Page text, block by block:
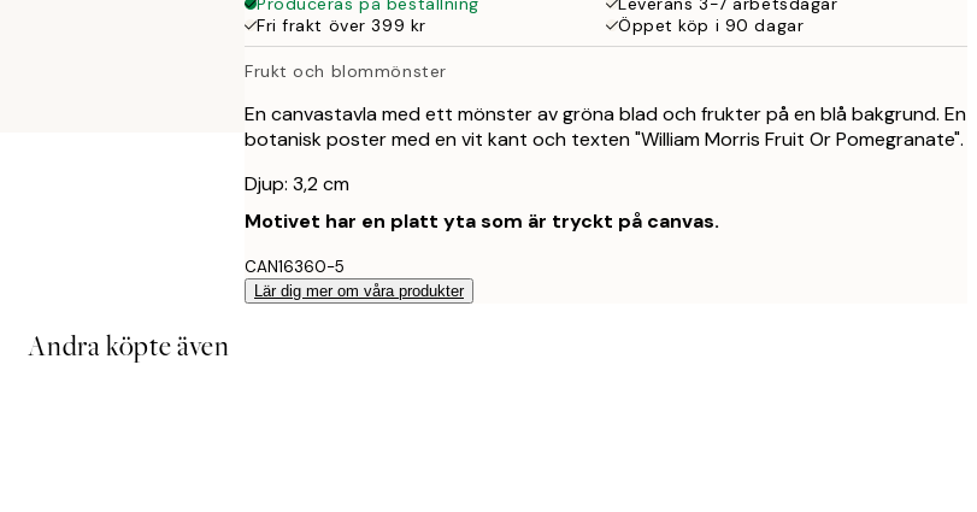
Fri frakt över 399 kr
Öppet köp i 90 dagar
Frukt och blommönster
En canvastavla med ett mönster av gröna blad och frukter på en blå bakgrund. En
botanisk poster med en vit kant och texten "William Morris Fruit Or Pomegranate".
Djup: 3,2 cm
Motivet har en platt yta som är tryckt på canvas.
CAN16360-5
Lär dig mer om våra produkter
Andra köpte även